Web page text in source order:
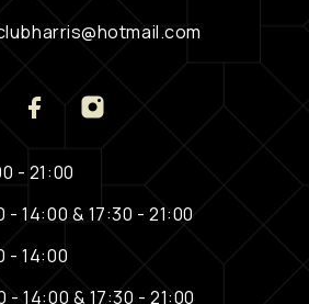
- 21:00
- 14:00 & 17:30 - 21:00
- 14:00
- 14:00 & 17:30 - 21:00